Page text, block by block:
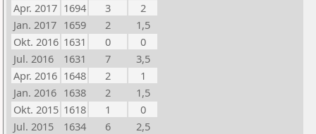
Apr. 2017 1694 3
2
Jan. 2017 1659 2
1,5
Okt. 2016 1631 0
0
Jul. 2016
1631 7
3,5
Apr. 2016 1648 2
1
Jan. 2016 1638 2
1,5
Okt. 2015 1618 1
0
Jul. 2015
1634 6
2,5